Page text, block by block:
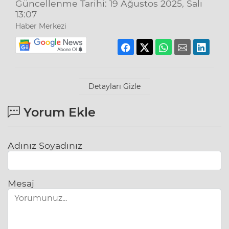
Güncellenme Tarihi: 19 Ağustos 2025, Salı
13:07
Haber Merkezi
Detayları Gizle
Yorum Ekle
Adınız Soyadınız
Mesaj